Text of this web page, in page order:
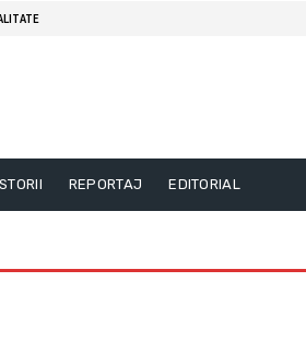
REPORTAJ EDITORIAL